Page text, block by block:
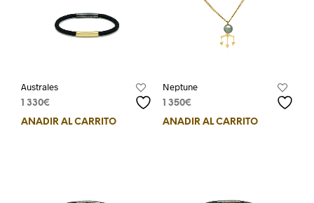
Australes
1 330€
AÑADIR AL CARRITO
Neptune
1 350€
AÑADIR AL CARRITO